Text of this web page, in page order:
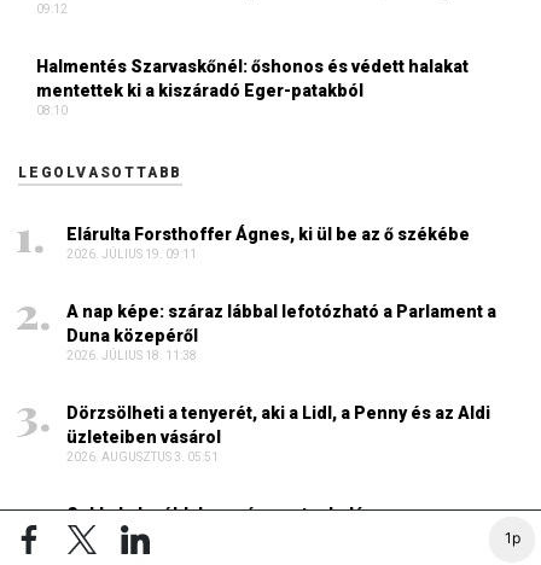
1p
09:12
Halmentés Szarvaskőnél: őshonos és védett halakat
mentettek ki a kiszáradó Eger-patakból
08:10
LEGOLVASOTTABB
Elárulta Forsthoffer Ágnes, ki ül be az ő székébe
2026. JÚLIUS 19. 09:11
A nap képe: száraz lábbal lefotózható a Parlament a
Duna közepéről
2026. JÚLIUS 18. 11:38
Dörzsölheti a tenyerét, aki a Lidl, a Penny és az Aldi
üzleteiben vásárol
2026. AUGUSZTUS 3. 05:51
Sokkal olcsóbb lesz végre a tankolás
2026. AUGUSZTUS 5. 12:10